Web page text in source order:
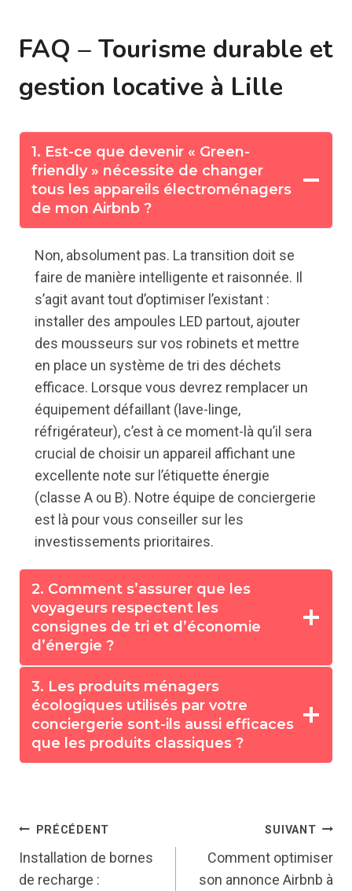
FAQ – Tourisme durable et
gestion locative à Lille
1. Est-ce que devenir « Green-
friendly » nécessite de changer
tous les appareils électroménagers
de mon Airbnb ?
Non, absolument pas. La transition doit se
faire de manière intelligente et raisonnée. Il
s’agit avant tout d’optimiser l’existant :
installer des ampoules LED partout, ajouter
des mousseurs sur vos robinets et mettre
en place un système de tri des déchets
efficace. Lorsque vous devrez remplacer un
équipement défaillant (lave-linge,
réfrigérateur), c’est à ce moment-là qu’il sera
crucial de choisir un appareil affichant une
excellente note sur l’étiquette énergie
(classe A ou B). Notre équipe de conciergerie
est là pour vous conseiller sur les
investissements prioritaires.
2. Comment s’assurer que les
voyageurs respectent les
consignes de tri et d’économie
d’énergie ?
3. Les produits ménagers
écologiques utilisés par votre
conciergerie sont-ils aussi efficaces
que les produits classiques ?
Navigation
de
PRÉCÉDENT
Installation de bornes
de recharge :
SUIVANT
Comment optimiser
son annonce Airbnb à